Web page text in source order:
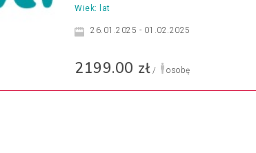
Wiek: lat
26.01.2025 - 01.02.2025
2199.00 zł/ osobę